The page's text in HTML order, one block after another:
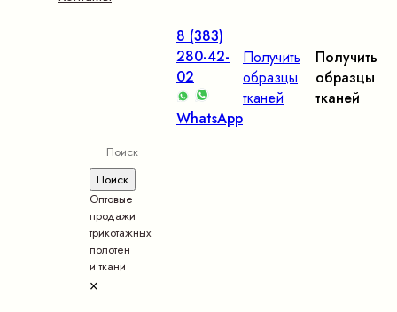
8 (383)
280-42-
02
WhatsApp
Получить
образцы
тканей
Получить
образцы
тканей
Оптовые
продажи
трикотажных
полотен
и ткани
×